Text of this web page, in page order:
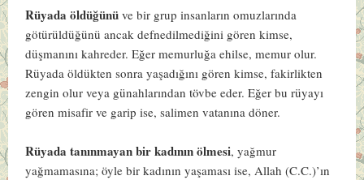
Rüyada öldüğünü ve bir grup insanların omuzlarında
götürüldüğünü ancak defnedilmediğini gören kimse,
düşmanını kahreder. Eğer memurluğa ehilse, memur olur.
Rüyada öldükten sonra yaşadığını gören kimse, fakirlikten
zengin olur veya günahlarından tövbe eder. Eğer bu rüyayı
gören misafir ve garip ise, salimen vatanına döner.
Rüyada tanınmayan bir kadının ölmesi, yağmur
yağmamasına; öyle bir kadının yaşaması ise, Allah (C.C.)’ın